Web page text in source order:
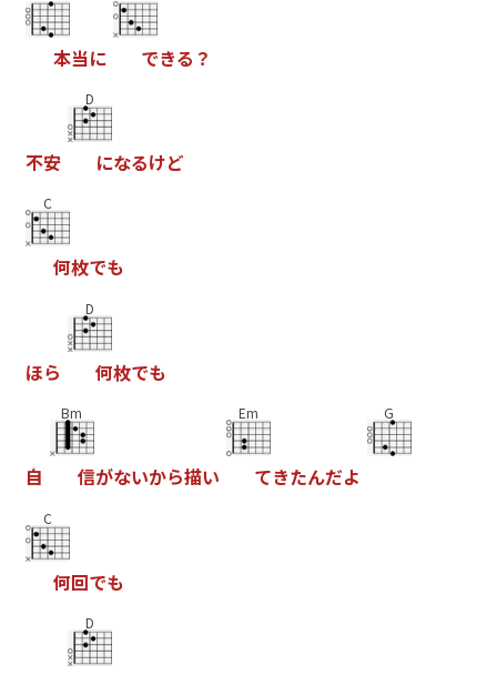
本当に できる ？
不安
D
になるけど
C
何枚でも
ほら
D
何枚でも
自
Bm
信がないから描い
Em
てきたんだよ
G
C
何回でも
D